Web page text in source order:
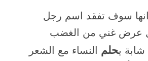
سوف تفقد اسم رجل
عرض غني من الغضب
شابة يحلم النساء مع الشعر